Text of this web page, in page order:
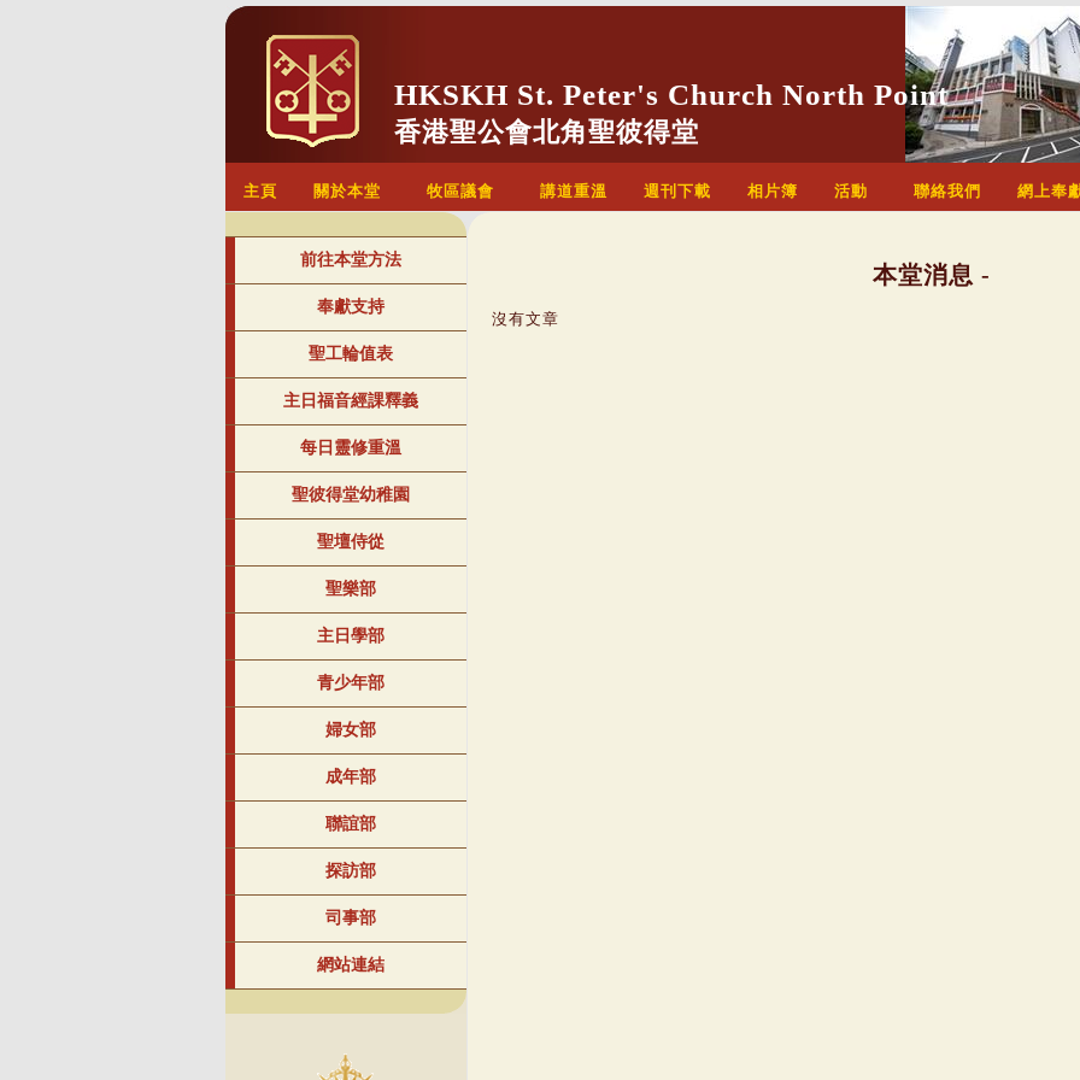
HKSKH St. Peter's Church North Point
香港聖公會北角聖彼得堂
主頁 關於本堂 牧區議會 講道重溫 週刊下載 相片簿 活動 聯絡我們 網上奉
前往本堂方法
奉獻支持
聖工輪值表
主日福音經課釋義
每日靈修重溫
聖彼得堂幼稚園
聖壇侍從
聖樂部
主日學部
青少年部
婦女部
成年部
聯誼部
探訪部
司事部
網站連結
本堂消息 -
沒有文章